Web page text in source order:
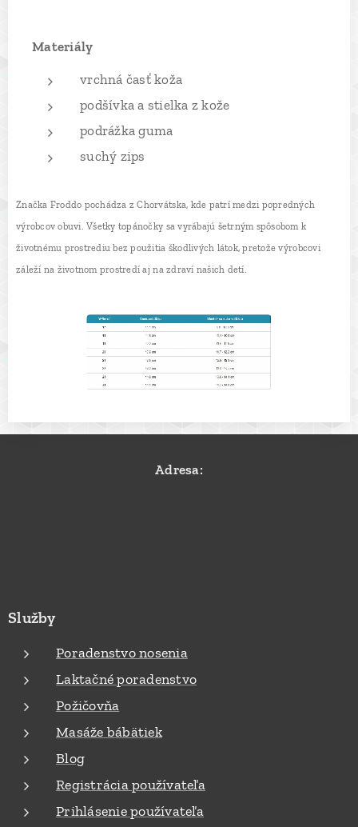
Materiály
vrchná časť koža
podšívka a stielka z kože
podrážka guma
suchý zips
Značka Froddo pochádza z Chorvátska, kde patrí medzi popredných
výrobcov obuvi. Všetky topánočky sa vyrábajú šetrným spôsobom k
životnému prostrediu bez použitia škodlivých látok, pretože výrobcovi
záleží na životnom prostredí aj na zdraví našich detí.
Adresa:
Služby
Poradenstvo nosenia
Laktačné poradenstvo
Požičovňa
Masáže bábätiek
Blog
Registrácia používateľa
Prihlásenie používateľa